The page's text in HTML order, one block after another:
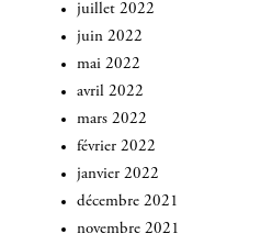
juillet 2022
juin 2022
mai 2022
avril 2022
mars 2022
février 2022
janvier 2022
décembre 2021
novembre 2021
INSCRIVEZ-VOUS